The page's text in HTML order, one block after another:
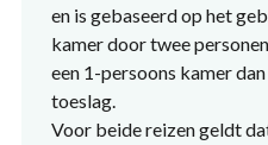
en is gebaseerd op het
kamer door twee
een 1-persoons kamer
toeslag.
Voor beide reizen geldt